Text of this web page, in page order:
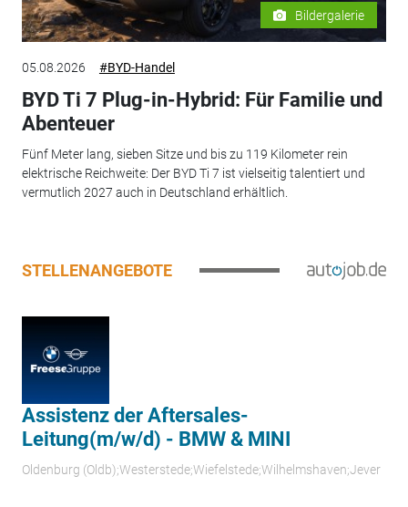
Bildergalerie
05.08.2026 #BYD-Handel
BYD Ti 7 Plug-in-Hybrid: Für Familie und
Abenteuer
Fünf Meter lang, sieben Sitze und bis zu 119 Kilometer rein
elektrische Reichweite: Der BYD Ti 7 ist vielseitig talentiert und
vermutlich 2027 auch in Deutschland erhältlich.
STELLENANGEBOTE
Assistenz der Aftersales-
Leitung(m/w/d) - BMW & MINI
Oldenburg (Oldb);Westerstede;Wiefelstede;Wilhelmshaven;Jever